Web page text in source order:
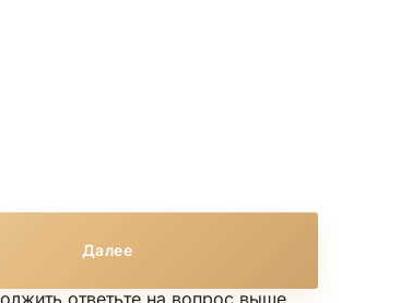
Далее
ответьте на вопрос выше